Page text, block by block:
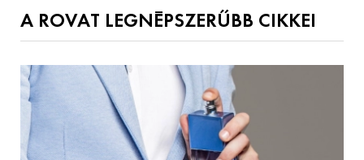
A ROVAT LEGNÉPSZERŰBB CIKKEI